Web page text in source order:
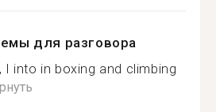
для разговора
I into in boxing and climbing